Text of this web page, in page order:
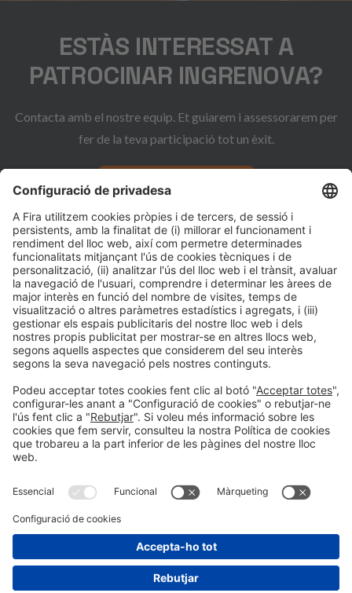
ESTÀS INTERESSAT A
PATROCINAR INGRENOVA?
Contacta amb el nostre equip. Et guiarem i assessorarem per
fer de la teva participació tot un èxit.
ENTITATS COL·LABORADORES
#AlimentariaFoodTech